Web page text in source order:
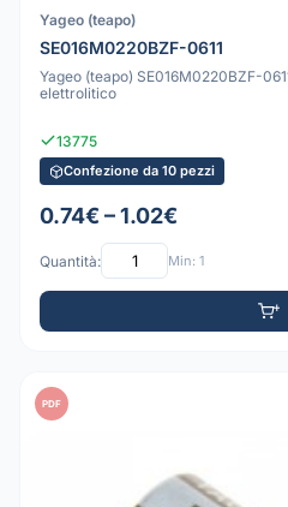
Yageo (teapo)
SE016M0220BZF-0611
Yageo (teapo) SE016M0220BZF-
elettrolitico
13775
Confezione da 10 pezzi
0.74€ – 1.02€
Quantità: Min: 1
PDF